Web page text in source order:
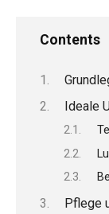
Contents
Ideale
Pflege